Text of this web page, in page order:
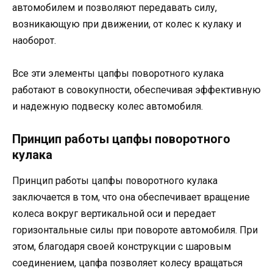
автомобилем и позволяют передавать силу,
возникающую при движении, от колес к кулаку и
наоборот.
Все эти элементы цапфы поворотного кулака
работают в совокупности, обеспечивая эффективную
и надежную подвеску колес автомобиля.
Принцип работы цапфы поворотного
кулака
Принцип работы цапфы поворотного кулака
заключается в том, что она обеспечивает вращение
колеса вокруг вертикальной оси и передает
горизонтальные силы при повороте автомобиля. При
этом, благодаря своей конструкции с шаровым
соединением, цапфа позволяет колесу вращаться